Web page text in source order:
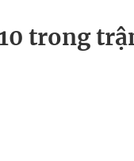
trong